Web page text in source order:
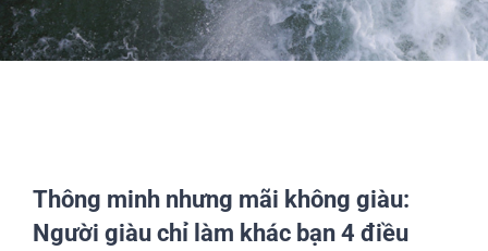
Thông minh nhưng mãi không giàu:
Người giàu chỉ làm khác bạn 4 điều